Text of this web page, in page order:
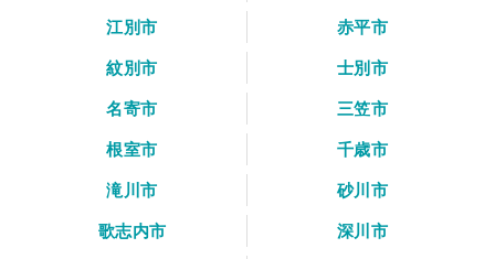
江別市
赤平市
紋別市
士別市
名寄市
三笠市
根室市
千歳市
滝川市
砂川市
歌志内市
深川市